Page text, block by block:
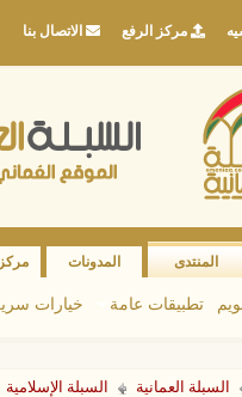
مركز الرفع الاتصال بنا
المنتدى
تطبيقات عامة خيارات
المدونات
السبلة العمانية السبلة الإسلامية